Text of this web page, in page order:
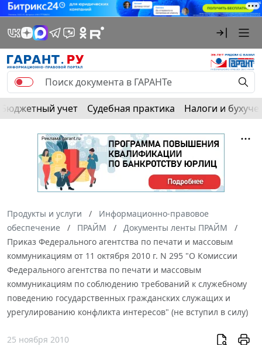
Бюджетный учет Судебная практика Налоги и
Продукты и услуги
Информационно-правовое
обеспечение
ПРАЙМ
Документы ленты ПРАЙМ
Приказ Федерального агентства по печати и массовым
коммуникациям от 11 октября 2010 г. N 295 "О Комиссии
Федерального агентства по печати и массовым
коммуникациям по соблюдению требований к служебному
поведению государственных гражданских служащих и
урегулированию конфликта интересов" (не вступил в силу)
25 ноября 2010